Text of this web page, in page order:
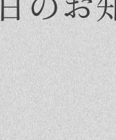
in DAIMASA
の想い
ーメイドの住まい
施
ス